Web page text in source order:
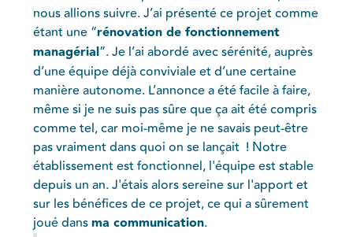
nous allions suivre. J’ai présenté ce projet comme
étant une “rénovation de fonctionnement
managérial”. Je l’ai abordé avec sérénité, auprès
d’une équipe déjà conviviale et d’une certaine
manière autonome. L’annonce a été facile à faire,
même si je ne suis pas sûre que ça ait été compris
comme tel, car moi-même je ne savais peut-être
pas vraiment dans quoi on se lançait ! Notre
établissement est fonctionnel, l'équipe est stable
depuis un an. J'étais alors sereine sur l'apport et
sur les bénéfices de ce projet, ce qui a sûrement
joué dansma communication.